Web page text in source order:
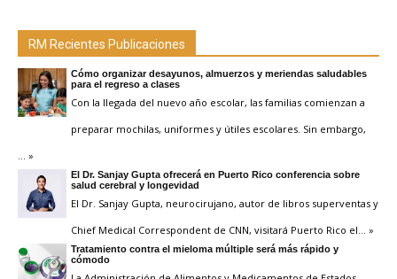
RM Recientes Publicaciones
Cómo organizar desayunos, almuerzos y meriendas saludables
para el regreso a clases
Con la llegada del nuevo año escolar, las familias comienzan a
preparar mochilas, uniformes y útiles escolares. Sin embargo,
… »
El Dr. Sanjay Gupta ofrecerá en Puerto Rico conferencia sobre
salud cerebral y longevidad
El Dr. Sanjay Gupta, neurocirujano, autor de libros superventas y
Chief Medical Correspondent de CNN, visitará Puerto Rico el … »
Tratamiento contra el mieloma múltiple será más rápido y
cómodo